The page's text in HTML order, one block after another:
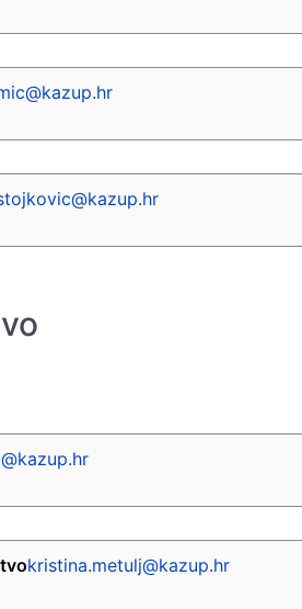
kristina.metulj@kazup.hr